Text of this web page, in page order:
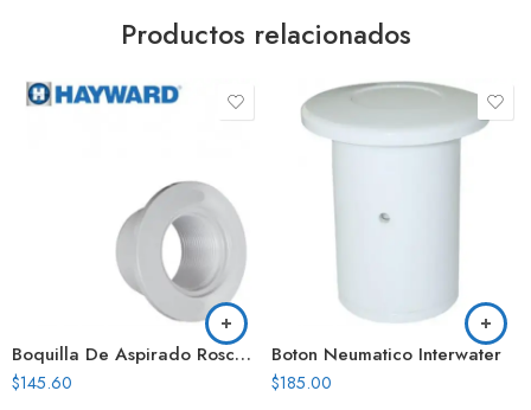
Productos relacionados
Boquilla De Aspirado Roscar Hayward Hayward
$145.60
Boton Neumatico Interwater
$185.00